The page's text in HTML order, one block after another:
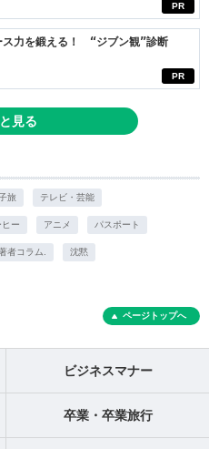
PR
PR
ス力を鍛える！ “ジブン観”診断
見る
旅 テレビ・芸能
ヒー アニメ パスポート
者コラム. 沈黙
ページトップへ
ビジネスマナー
卒業・卒業旅行